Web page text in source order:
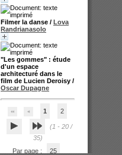
Filmer la danse / Lova
Randrianasolo
"Les gommes" : étude
d'un espace
architecturé dans le
film de Lucien Deroisy /
Oscar Dupagne
1 2
(1 - 20 /
35)
Par page :
25